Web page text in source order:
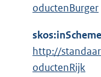
k
oductenBurger
skos:inScheme
http://
oductenRijk